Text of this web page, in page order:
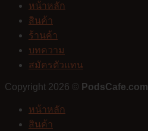
หน้าหลัก
สินค้า
ร้านค้า
บทความ
สมัครตัวแทน
Copyright 2026 © PodsCafe.com
หน้าหลัก
สินค้า